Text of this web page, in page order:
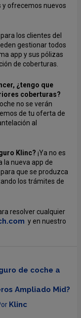
ofrecemos nuevos
los clientes del
gestionar todos
app y sus pólizas
de coberturas.
¿tengo que
coberturas?
no se verán
de tu oferta de
al
Klinc? ¡Ya no es
la nueva app de
que se produzca
los trámites de
resolver cualquier
y en nuestro
de coche a
Ampliado Mid?
Klinc